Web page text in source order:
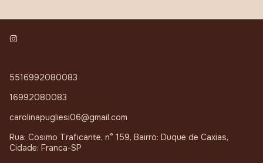
5516992080083
16992080083
carolinapugliesi06@gmail.com
Rua: Cosimo Traficante, n° 159, Bairro: Duque de Caxias,
Cidade: Franca-SP